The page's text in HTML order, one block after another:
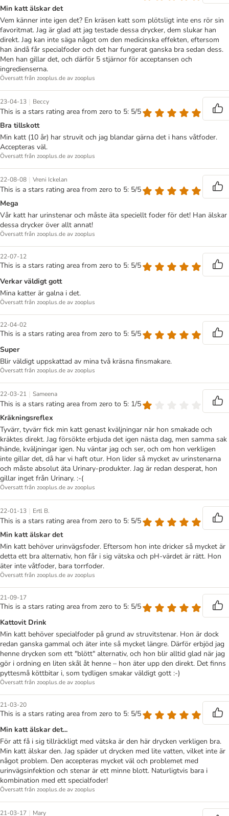
Min katt älskar det
Vem känner inte igen det? En kräsen katt som plötsligt inte ens rör sin
favoritmat. Jag är glad att jag testade dessa drycker, dem slukar han
direkt. Jag kan inte säga något om den medicinska effekten, eftersom
han ändå får specialfoder och det har fungerat ganska bra sedan dess.
Men han gillar det, och därför 5 stjärnor för acceptansen och
ingredienserna.
Översatt från zooplus.de av zooplus
23-04-13 | Beccy
This is a stars rating area from zero to 5: 5/5
Bra tillskott
Min katt (10 år) har struvit och jag blandar gärna det i hans våtfoder.
Accepteras väl.
Översatt från zooplus.de av zooplus
22-08-08 | Vreni Ickelan
This is a stars rating area from zero to 5: 5/5
Mega
Vår katt har urinstenar och måste äta speciellt foder för det! Han älskar
dessa drycker över allt annat!
Översatt från zooplus.de av zooplus
22-07-12
This is a stars rating area from zero to 5: 5/5
Verkar väldigt gott
Mina katter är galna i det.
Översatt från zooplus.de av zooplus
22-04-02
This is a stars rating area from zero to 5: 5/5
Super
Blir väldigt uppskattad av mina två kräsna finsmakare.
Översatt från zooplus.de av zooplus
22-03-21 | Sameena
This is a stars rating area from zero to 5: 1/5
Kräkningsreflex
Tyvärr, tyvärr fick min katt genast kväljningar när hon smakade och
kräktes direkt. Jag försökte erbjuda det igen nästa dag, men samma sak
hände, kväljningar igen. Nu väntar jag och ser, och om hon verkligen
inte gillar det, då har vi haft otur. Hon lider så mycket av urinstenarna
och måste absolut äta Urinary-produkter. Jag är redan desperat, hon
gillar inget från Urinary. :-(
Översatt från zooplus.de av zooplus
22-01-13 | Ertl B.
This is a stars rating area from zero to 5: 5/5
Min katt älskar det
Min katt behöver urinvägsfoder. Eftersom hon inte dricker så mycket är
detta ett bra alternativ, hon får i sig vätska och pH-värdet är rätt. Hon
äter inte våtfoder, bara torrfoder.
Översatt från zooplus.de av zooplus
21-09-17
This is a stars rating area from zero to 5: 5/5
Kattovit Drink
Min katt behöver specialfoder på grund av struvitstenar. Hon är dock
redan ganska gammal och äter inte så mycket längre. Därför erbjöd jag
henne drycken som ett "blött" alternativ, och hon blir alltid glad när jag
gör i ordning en liten skål åt henne – hon äter upp den direkt. Det finns
pyttesmå köttbitar i, som tydligen smakar väldigt gott :-)
Översatt från zooplus.de av zooplus
21-03-20
This is a stars rating area from zero to 5: 5/5
Min katt älskar det...
För att få i sig tillräckligt med vätska är den här drycken verkligen bra.
Min katt älskar den. Jag späder ut drycken med lite vatten, vilket inte är
något problem. Den accepteras mycket väl och problemet med
urinvägsinfektion och stenar är ett minne blott. Naturligtvis bara i
kombination med ett specialfoder!
Översatt från zooplus.de av zooplus
21-03-17 | Mary